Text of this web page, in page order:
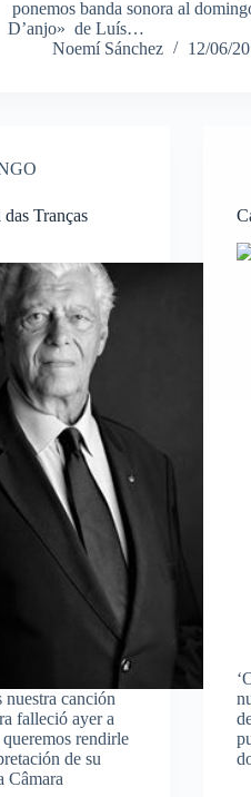
ponemos banda sonora al
D’anjo» de Luís…
Noemí Sánchez
12/06/
Tranças
nuestra canción
falleció ayer a
rendirle
de su
Câmara